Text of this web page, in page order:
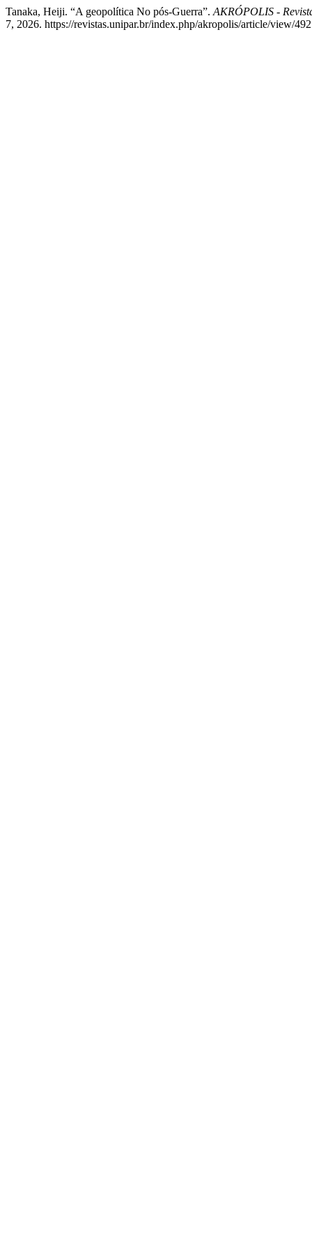
Tanaka, Heiji. “A geopolítica No pós-Guerra”. AKRÓPOLIS -
7, 2026. https://revistas.unipar.br/index.php/akropolis/article/view/